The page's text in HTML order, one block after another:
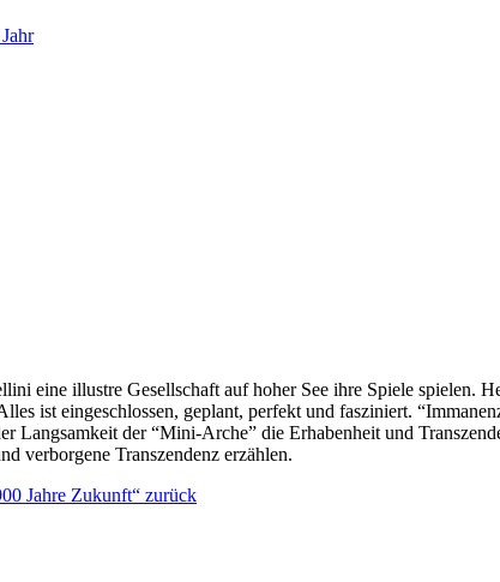
eine illustre Gesellschaft auf hoher See ihre Spiele spielen.
ist eingeschlossen, geplant, perfekt und fasziniert.
Langsamkeit der “Mini-Arche” die Erhabenheit und
verborgene Transzendenz erzählen.
Jahre Zukunft“ zurück